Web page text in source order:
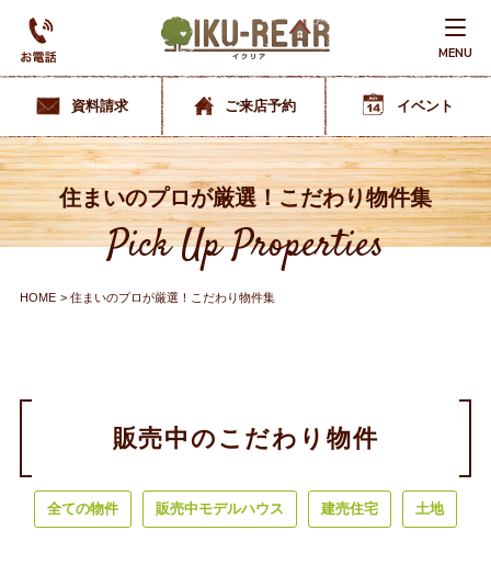
MENU
資料請求 ご来店予約 イベント
住まいのプロが厳選！こだわり物件集
Pick Up Properties
HOME 住まいのプロが厳選！こだわり物件集
販売中のこだわり物件
全ての物件 販売中モデルハウス 建売住宅 土地